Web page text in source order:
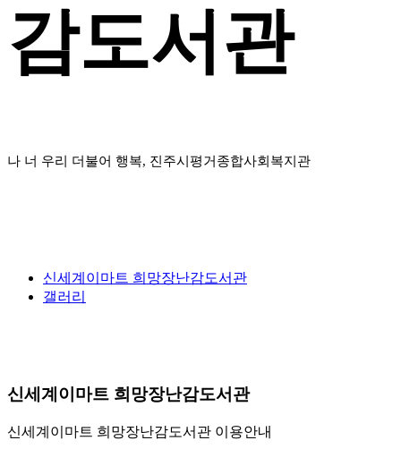
감도서관
나 너 우리 더불어 행복, 진주시평거종합사회복지관
신세계이마트 희망장난감도서관
갤러리
신세계이마트 희망장난감도서관
신세계이마트 희망장난감도서관 이용안내